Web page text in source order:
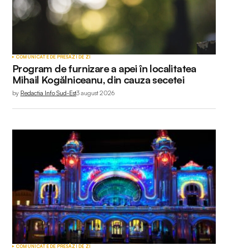
COMUNICATE DE PRESĂZI DE ZI
Program de furnizare a apei în localitatea
Mihail Kogălniceanu, din cauza secetei
by Redactia Info Sud-Est3 august 2026
COMUNICATE DE PRESĂZI DE ZI